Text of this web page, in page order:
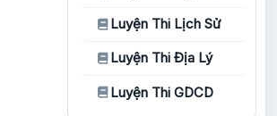
Luyện Thi Lịch Sử
Luyện Thi Địa Lý
Luyện Thi GDCD